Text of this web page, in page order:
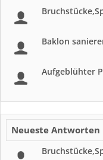
Baklon
Aufgeblühter
Neueste Antworten